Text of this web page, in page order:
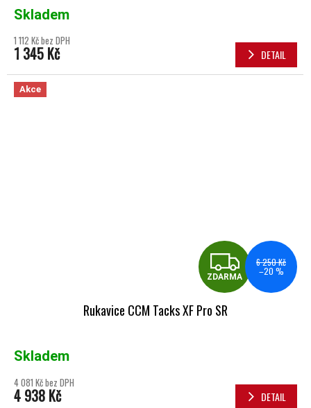
Skladem
1 112 Kč bez DPH
1 345 Kč DETAIL
Akce
ZDARMA
6 250 Kč
–20 %
Rukavice CCM Tacks XF Pro SR
Skladem
4 081 Kč bez DPH
4 938 Kč DETAIL